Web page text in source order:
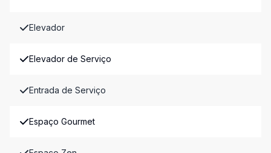
Elevador
Elevador de Serviço
Entrada de Serviço
Espaço Gourmet